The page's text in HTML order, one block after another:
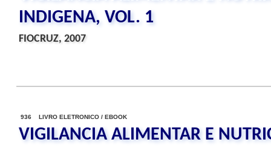
INDIGENA, VOL. 1
FIOCRUZ, 2007
936 LIVRO ELETRONICO / EBOOK
VIGILANCIA ALIMENTAR E